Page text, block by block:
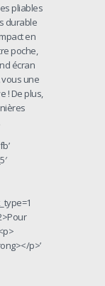
pliables
durable
en
poche,
écran
vous une
! De plus,
p>’